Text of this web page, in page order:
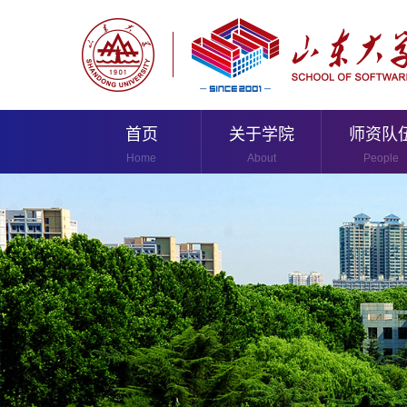
首页
Home
关于学院
About
师资队
People